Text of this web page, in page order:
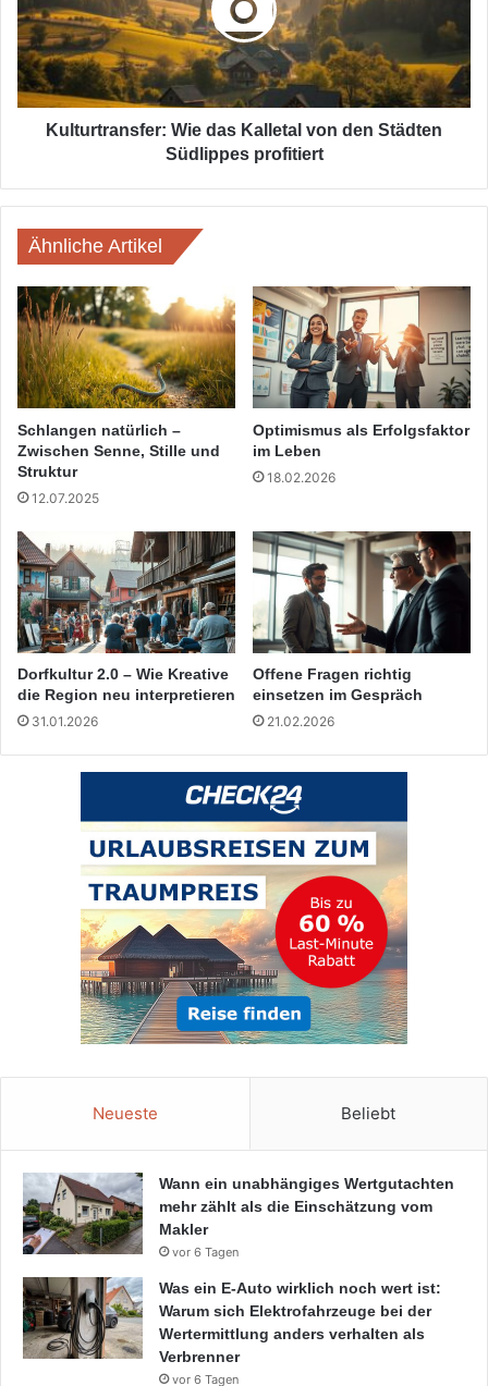
von
den
Städten
Südlippes
profitiert
Kulturtransfer: Wie das Kalletal von den Städten
Südlippes profitiert
Ähnliche Artikel
Schlangen natürlich –
Zwischen Senne, Stille und
Struktur
12.07.2025
Optimismus als Erfolgsfaktor
im Leben
18.02.2026
Dorfkultur 2.0 – Wie Kreative
die Region neu interpretieren
31.01.2026
Offene Fragen richtig
einsetzen im Gespräch
21.02.2026
Neueste Beliebt
Wann ein unabhängiges Wertgutachten
mehr zählt als die Einschätzung vom
Makler
vor 6 Tagen
Was ein E-Auto wirklich noch wert ist:
Warum sich Elektrofahrzeuge bei der
Wertermittlung anders verhalten als
Verbrenner
vor 6 Tagen